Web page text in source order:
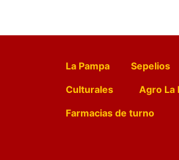
La Pampa Sepelios
Culturales
Agro La
Farmacias de turno